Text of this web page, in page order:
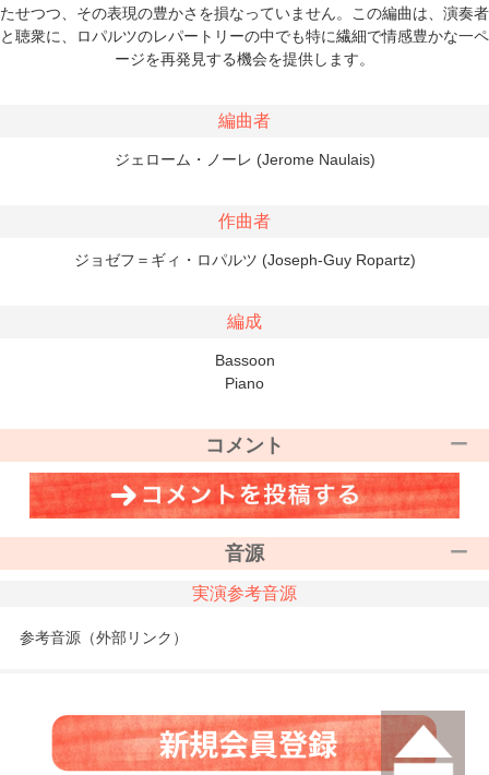
たせつつ、その表現の豊かさを損なっていません。この編曲は、演奏者
と聴衆に、ロパルツのレパートリーの中でも特に繊細で情感豊かな一ペ
ージを再発見する機会を提供します。
編曲者
ジェローム・ノーレ (Jerome Naulais)
作曲者
ジョゼフ＝ギィ・ロパルツ (Joseph-Guy Ropartz)
編成
Bassoon
Piano
コメント
音源
実演参考音源
参考音源（外部リンク）